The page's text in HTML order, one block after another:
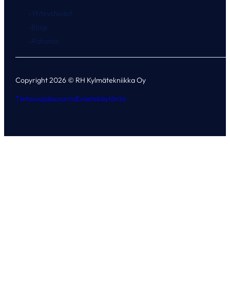
Yhteystiedot
Blogi
Rahoitus
Copyright 2026 © RH Kylmätekniikka Oy
TietosuojalausuntoEvästekäytäntö